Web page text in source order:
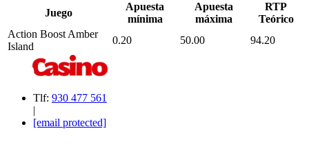
Juego
Apuesta
mínima
Apuesta
máxima
RTP
Teórico
Action Boost Amber
Island
0.20 50.00 94.20
Tlf: 930 477 561
|
[email protected]